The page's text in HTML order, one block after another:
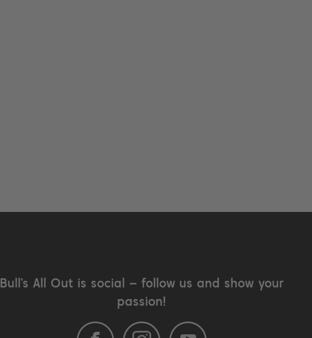
Bull’s All Out is social – follow us and show your
passion!